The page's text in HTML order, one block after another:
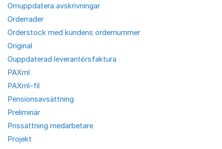
Omuppdatera avskrivningar
Orderrader
Orderstock med kundens ordernummer
Original
Ouppdaterad leverantörsfaktura
PAXml
PAXml-fil
Pensionsavsättning
Preliminär
Prissättning medarbetare
Projekt